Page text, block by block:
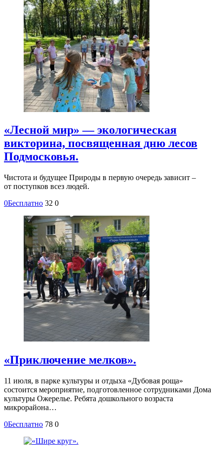
«Лесной мир» — экологическая
викторина, посвященная дню лесов
Подмосковья.
Чистота и будущее Природы в первую очередь зависит –
от поступков всез людей.
0Бесплатно 32 0
«Приключение мелков».
11 июля, в парке культуры и отдыха «Дубовая роща»
состоится мероприятие, подготовленное сотрудниками Дома
культуры Ожерелье. Ребята дошкольного возраста
микрорайона…
0Бесплатно 78 0